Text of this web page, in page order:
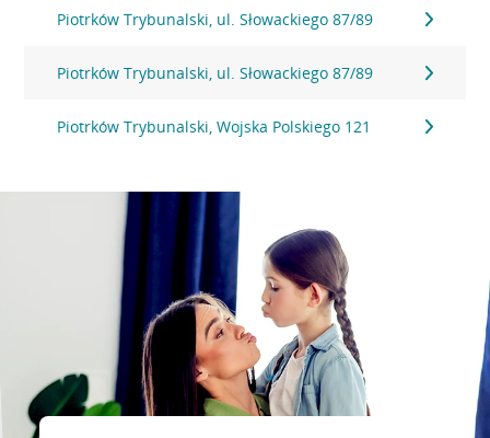
Piotrków Trybunalski, ul. Słowackiego 87/89
Piotrków Trybunalski, ul. Słowackiego 87/89
Piotrków Trybunalski, Wojska Polskiego 121